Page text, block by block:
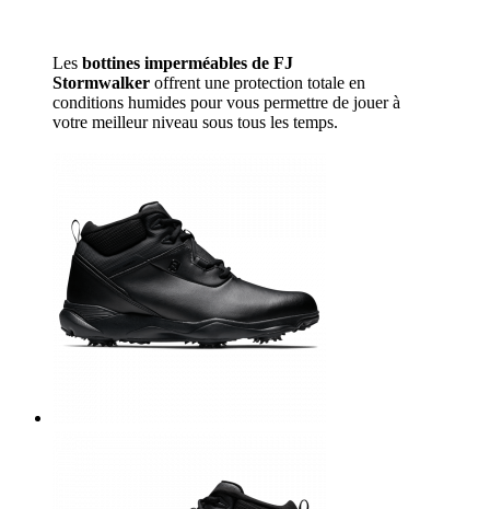
Les bottines imperméables de FJ
Stormwalker offrent une protection totale en
conditions humides pour vous permettre de jouer à
votre meilleur niveau sous tous les temps.